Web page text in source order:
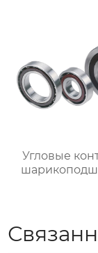
Угловые